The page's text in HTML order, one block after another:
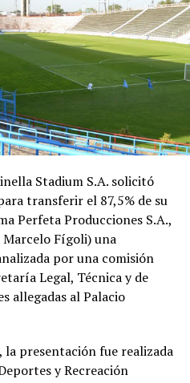
Stadium S.A. solicitó
transferir el 87,5% de su
Perfeta Producciones S.A.,
Fígoli) una
por una comisión
Legal, Técnica y de
allegadas al Palacio
presentación fue realizada
y Recreación